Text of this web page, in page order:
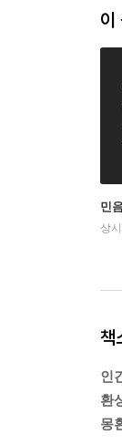
이
민
상시
책
인
환
몽